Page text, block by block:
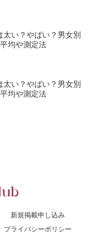
太い？やばい？男女別
均や測定法
太い？やばい？男女別
均や測定法
新規掲載申し込み
プライバシーポリシー